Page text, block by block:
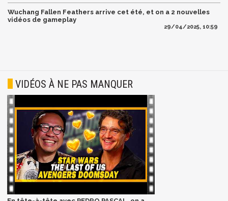
Wuchang Fallen Feathers arrive cet été, et on a 2 nouvelles
vidéos de gameplay
29/04/2025, 10:59
VIDÉOS À NE PAS MANQUER